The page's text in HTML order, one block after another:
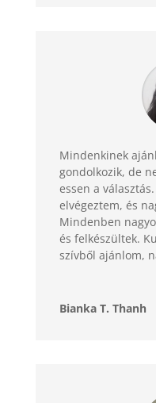
Mindenkinek
gondolkozik, de
essen a
elvégeztem, és
Mindenben
és felkészültek.
szívből ajánlom,
Bianka T. Thanh